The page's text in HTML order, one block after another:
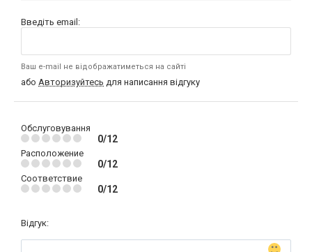
Введіть email:
Ваш e-mail не відображатиметься на сайті
або Авторизуйтесь для написання відгуку
Обслуговування
0/12
Расположение
0/12
Соответствие
0/12
Відгук: